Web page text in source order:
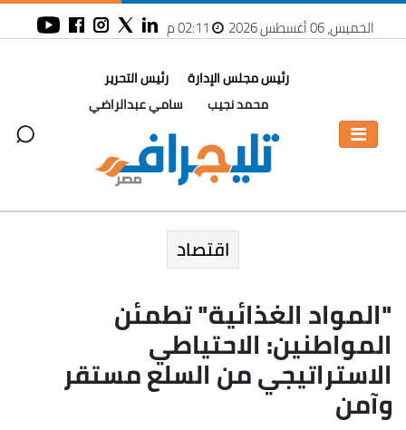
الخميس، 06 أغسطس 2026
رئيس مجلس الإدارة
محمد نجيب
رئيس التحرير
سامي عبدالراضي
اقتصاد
"المواد الغذائية" تطمئن
المواطنين: الاحتياطي
الاستراتيجي من السلع مستقر
وآمن